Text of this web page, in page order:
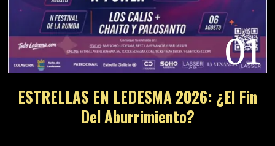
01
ESTRELLAS EN LEDESMA 2026: ¿El Fin
Del Aburrimiento?